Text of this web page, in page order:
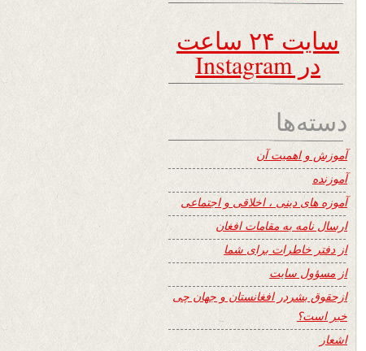
سایت ۲۴ ساعت
در Instagram
دسته‌ها
آموزش و اهمیت آن
آموزنده
آموزه های دینی ، اخلاقی و اجتماعی
ارسال نامه به مقامات افغان
از دفتر خاطرات برای شما
از مسؤول سایت
ازحقوق بشردر افغانستان و جهان چی
خبر است؟
اشعار